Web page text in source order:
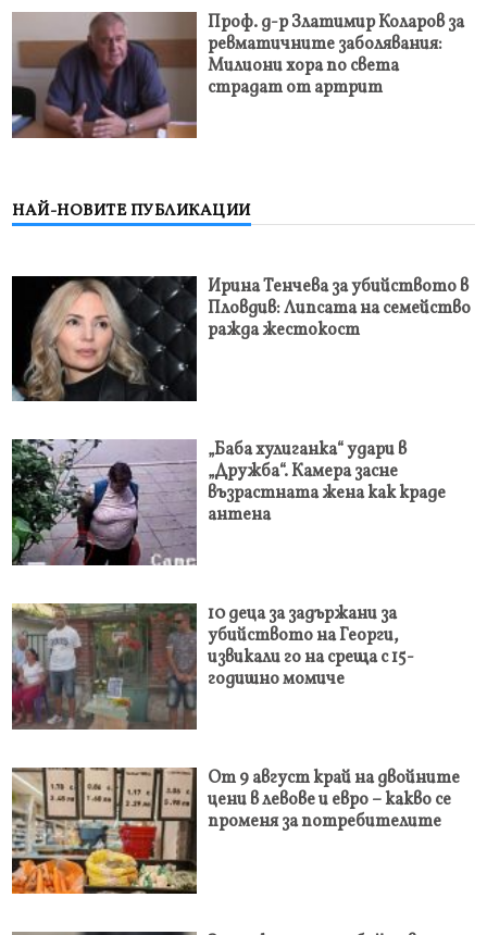
Проф. д-р Златимир Коларов за
ревматичните заболявания:
Милиони хора по света
страдат от артрит
НАЙ-НОВИТЕ ПУБЛИКАЦИИ
Ирина Тенчева за убийството в
Пловдив: Липсата на семейство
ражда жестокост
„Баба хулиганка“ удари в
„Дружба“. Камера засне
възрастната жена как краде
антена
10 деца за задържани за
убийството на Георги,
извикали го на среща с 15-
годишно момиче
От 9 август край на двойните
цени в левове и евро – какво се
променя за потребителите